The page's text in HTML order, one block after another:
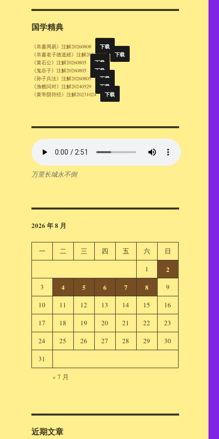
国学精典
《帛書周易》注解20260808 下载
《帛書老子德道經》注解20260805 下载
《黄石公》注解20260805 下载
《鬼谷子》注解20260805 下载
《孙子兵法》注解20260805 下载
《渔樵问对》注解20240529 下载
《黄帝阴符经》注解20231024 下载
万里长城永不倒
2026 年 8 月
一 二 三 四 五 六
日
1
2
3 4 5 6 7 8
9
10
11 12 13 14 15
16
17
18 19 20 21 22
23
24
25 26 27 28 29
30
31
« 7 月
近期文章